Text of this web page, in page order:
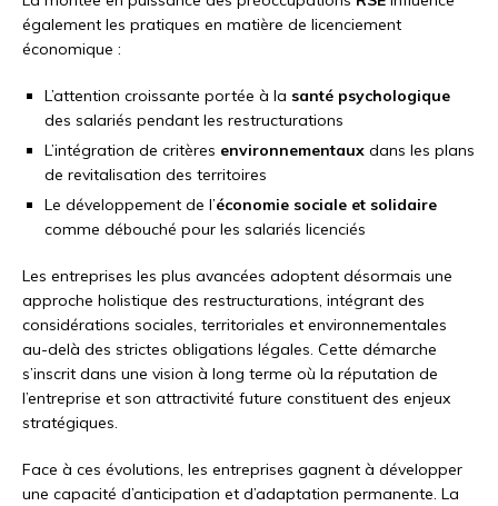
également les pratiques en matière de licenciement
économique :
L’attention croissante portée à la santé psychologique
des salariés pendant les restructurations
L’intégration de critères environnementaux dans les plans
de revitalisation des territoires
Le développement de l’économie sociale et solidaire
comme débouché pour les salariés licenciés
Les entreprises les plus avancées adoptent désormais une
approche holistique des restructurations, intégrant des
considérations sociales, territoriales et environnementales
au-delà des strictes obligations légales. Cette démarche
s’inscrit dans une vision à long terme où la réputation de
l’entreprise et son attractivité future constituent des enjeux
stratégiques.
Face à ces évolutions, les entreprises gagnent à développer
une capacité d’anticipation et d’adaptation permanente. La